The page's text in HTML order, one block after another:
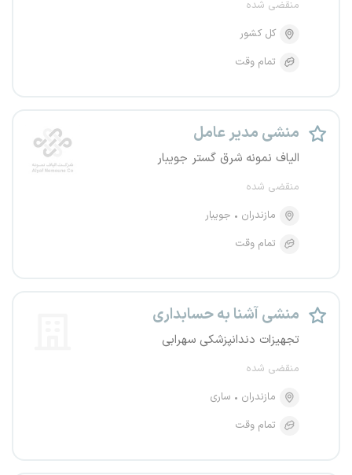
منقضی شده
کل کشور
تمام وقت
منشی مدیر عامل
الیاف نمونه شرق گستر جویبار
منقضی شده
مازندران
جویبار
تمام وقت
منشی آشنا به حسابداری
تجهیزات دندانپزشکی سهرابی
منقضی شده
مازندران
ساری
تمام وقت